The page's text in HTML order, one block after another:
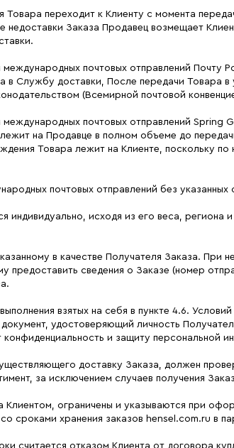
переходит к Клиенту с момента
Заказа Продавец возмещает
почтовых отправлений Почту
Службу доставки, После передачи Товара
(Всемирной почтовой
почтовых отправлений Spring
на Продавце в полном объеме до
Товара лежит на Клиенте, поскольку
почтовых отправлений без указанных
индивидуально, исходя из его веса,
в качестве Получателя Заказа.
предоставить сведения о Заказе (номер
взятых на себя в пункте 4.6.
удостоверяющий личность
и защиту персональной
доставку Заказа, должен
за исключением случаев получения
ограничены и указываются при
сроками хранения заказов hensel.com.ru в
считается отказом Клиента от договора